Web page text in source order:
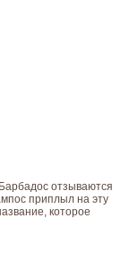
отзываются
приплыл на эту
которое